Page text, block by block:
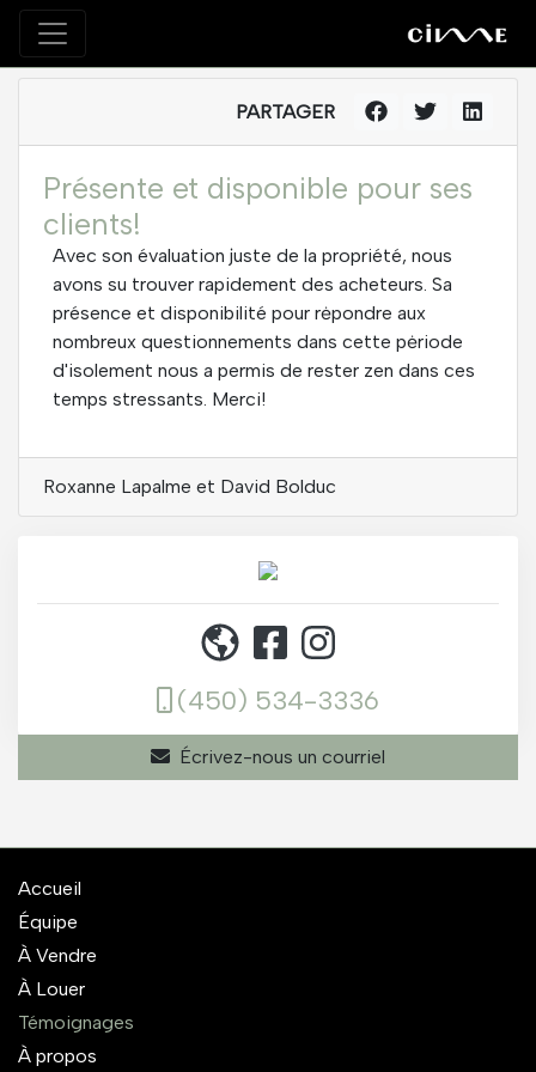
PARTAGER
Présente et disponible pour ses
clients!
Avec son évaluation juste de la propriété, nous
avons su trouver rapidement des acheteurs. Sa
présence et disponibilité pour rėpondre aux
nombreux questionnements dans cette pėriode
d'isolement nous a permis de rester zen dans ces
temps stressants. Merci!
Roxanne Lapalme et David Bolduc
(450) 534-3336
Écrivez-nous un courriel
Accueil
Équipe
À Vendre
À Louer
Témoignages
À propos